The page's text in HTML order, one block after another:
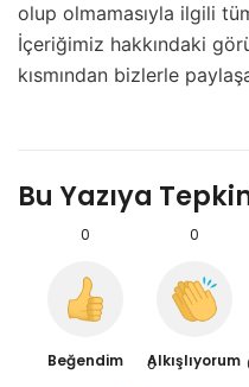
olup olmamasıyla ilgili
İçeriğimiz hakkındaki
kısmından bizlerle
Bu Yazıya
0
Beğendim
0
Alkışlıyorum
0